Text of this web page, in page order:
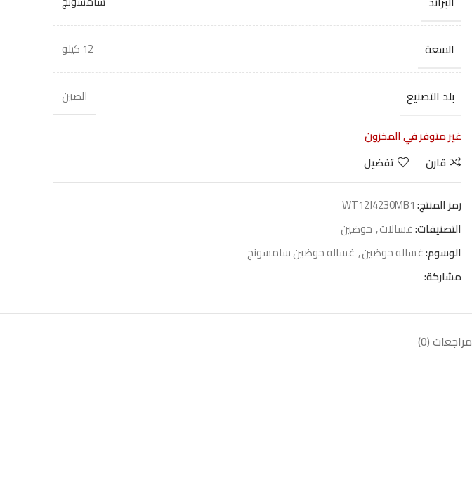
السعة 12 كيلو
بلد التصنيع
الصين
غير متوفر في المخزون
قارن
تفضيل
رمز المنتج:WT12J4230MB1
التصنيفات:غسالات, حوضين
الوسوم:غساله حوضين, غساله حوضين سامسونج
مشاركة:
مراجعات (0)